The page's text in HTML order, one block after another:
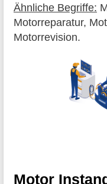
Ähnliche Begriffe:
Motorreparatur,
Motorrevision.
Motor